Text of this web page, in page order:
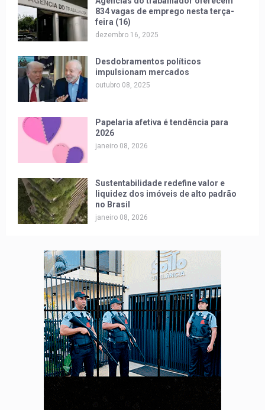
834 vagas de emprego nesta terça-
feira (16)
dezembro 16, 2025
Desdobramentos políticos
impulsionam mercados
outubro 08, 2025
Papelaria afetiva é tendência para
2026
janeiro 08, 2026
Sustentabilidade redefine valor e
liquidez dos imóveis de alto padrão
no Brasil
janeiro 08, 2026